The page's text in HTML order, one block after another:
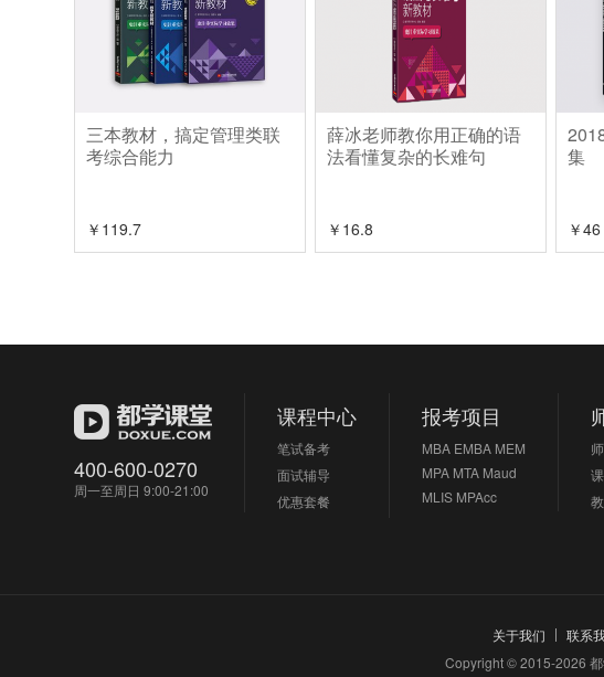
三本教材，搞定管理类联
考综合能力
￥ 119.7
薛冰老师教你用正确的语
法看懂复杂的长难句
￥ 16.8
集
￥46
400-600-0270
周一至周日 9:00-21:00
课程中心
笔试备考
面试辅导
优惠套餐
报考项目
MBA EMBA MEM
MPA MTA Maud
MLIS MPAcc
关于我们 联系
Copyright © 2015-2026